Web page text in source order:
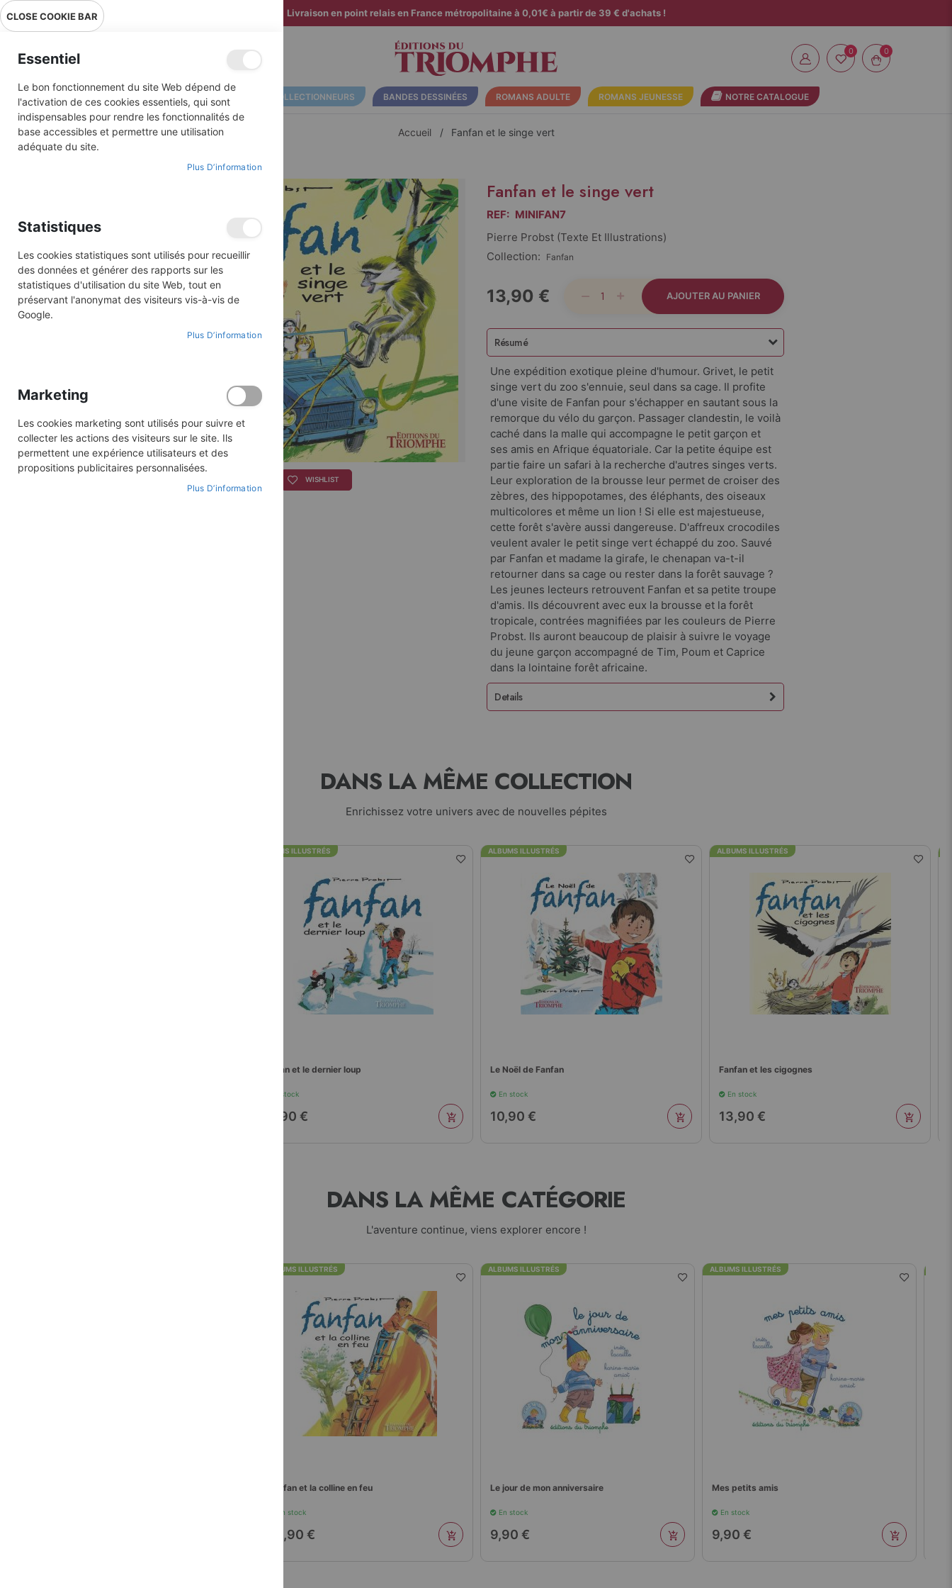
Livraison en point relais en France métropolitaine à 0,01€ à partir de 39 € d'achats !
0
ALBUMS ILLUSTRÉS BD COLLECTIONNEURS BANDES DESSINÉES ROMANS ADULTE ROMANS JEUNESSE NOTRE CATALOGUE
Accueil Fanfan et le singe vert
gallery
Skip
WISHLIST
Fanfan et le singe vert
REF: MINIFAN7
Pierre Probst (texte Et Illustrations)
Collection:
Fanfan
13,90 € AJOUTER AU PANIER
Résumé
Une expédition exotique pleine d'humour. Grivet, le petit
singe vert du zoo s'ennuie, seul dans sa cage. Il profite
d'une visite de Fanfan pour s'échapper en sautant sous la
remorque du vélo du garçon. Passager clandestin, le voilà
caché dans la malle qui accompagne le petit garçon et
ses amis en Afrique équatoriale. Car la petite équipe est
partie faire un safari à la recherche d'autres singes verts.
Leur exploration de la brousse leur permet de croiser des
zèbres, des hippopotames, des éléphants, des oiseaux
multicolores et même un lion ! Si elle est majestueuse,
cette forêt s'avère aussi dangereuse. D'affreux crocodiles
veulent avaler le petit singe vert échappé du zoo. Sauvé
par Fanfan et madame la girafe, le chenapan va-t-il
retourner dans sa cage ou rester dans la forêt sauvage ?
Les jeunes lecteurs retrouvent Fanfan et sa petite troupe
d'amis. Ils découvrent avec eux la brousse et la forêt
tropicale, contrées magnifiées par les couleurs de Pierre
Probst. Ils auront beaucoup de plaisir à suivre le voyage
du jeune garçon accompagné de Tim, Poum et Caprice
dans la lointaine forêt africaine.
Details
DANS LA MÊME COLLECTION
Enrichissez votre univers avec de nouvelles pépites
ALBUMS ILLUSTRÉS
Le Noël de Fanfan
En stock
10,90 €
ALBUMS ILLUSTRÉS
Fanfan et les cigognes
En stock
13,90 €
ALBUMS ILLUSTRÉS
Fanfan et la chèvre blanche
En stock
13,90 €
DANS LA MÊME CATÉGORIE
L'aventure continue, viens explorer encore !
ALBUMS ILLUSTRÉS
Le jour de mon anniversaire
En stock
9,90 €
ALBUMS ILLUSTRÉS
Mes petits amis
En stock
9,90 €
ALBUMS ILLUSTRÉS
Mes grands-parents
En stock
9,90 €
CLOSE COOKIE BAR
Essentiel
Le bon fonctionnement du site Web dépend de
l'activation de ces cookies essentiels, qui sont
indispensables pour rendre les fonctionnalités de
base accessibles et permettre une utilisation
adéquate du site.
Plus D’information
Statistiques
Les cookies statistiques sont utilisés pour recueillir
des données et générer des rapports sur les
statistiques d'utilisation du site Web, tout en
préservant l'anonymat des visiteurs vis-à-vis de
Google.
Plus D’information
Marketing
Les cookies marketing sont utilisés pour suivre et
collecter les actions des visiteurs sur le site. Ils
permettent une expérience utilisateurs et des
propositions publicitaires personnalisées.
Plus D’information